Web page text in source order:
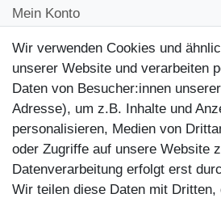
Mein Konto
Kontakt
Kundenretouren
Reparaturservice
Zahlungsarten
Wir verwenden Cookies und
unserer Website und verarbeiten
Daten von Besucher:innen
Adresse), um z.B. Inhalte und
personalisieren, Medien von
oder Zugriffe auf unsere Website
Datenverarbeitung erfolgt erst
Wir teilen diese Daten mit Dritten,